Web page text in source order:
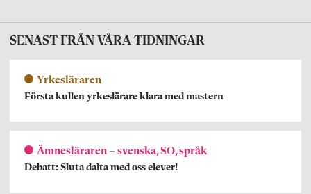
SENAST FRÅN VÅRA TIDNINGAR
Yrkesläraren
Första kullen yrkeslärare klara med mastern
Ämnesläraren – svenska, SO, språk
Debatt: Sluta dalta med oss elever!